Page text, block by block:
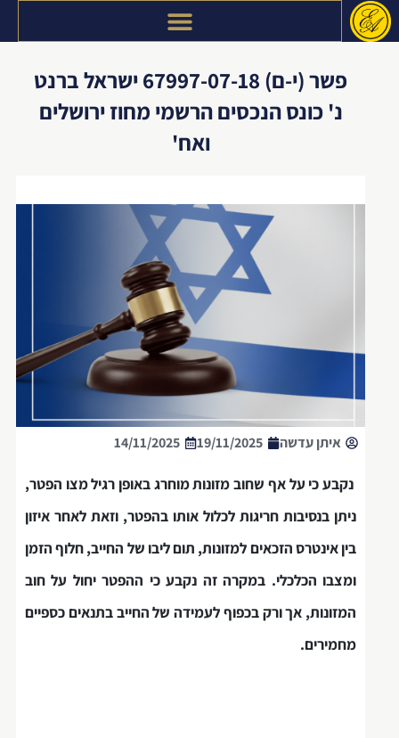
דילוג
פשר (י-ם) 67997-07-18 ישראל ברנט
נ' כונס הנכסים הרשמי מחוז ירושלים
ואח'
איתן עדשה 19/11/2025
14/11/2025
נקבע כי על אף שחוב מזונות מוחרג באופן רגיל מצו הפטר,
ניתן בנסיבות חריגות לכלול אותו בהפטר, וזאת לאחר איזון
בין אינטרס הזכאים למזונות, תום ליבו של החייב, חלוף הזמן
ומצבו הכלכלי. במקרה זה נקבע כי ההפטר יחול על חוב
המזונות, אך ורק בכפוף לעמידה של החייב בתנאים כספיים
מחמירים.